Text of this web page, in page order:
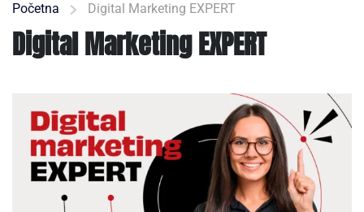
Početna Digital Marketing EXPERT
Digital Marketing EXPERT